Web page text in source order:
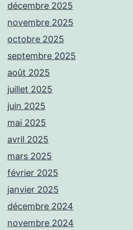
décembre 2025
novembre 2025
octobre 2025
septembre 2025
août 2025
juillet 2025
juin 2025
mai 2025
avril 2025
mars 2025
février 2025
janvier 2025
décembre 2024
novembre 2024